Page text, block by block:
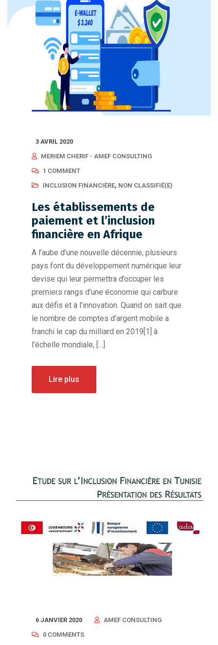
3 AVRIL 2020
MERIEM CHERIF - AMEF CONSULTING
1 COMMENT
INCLUSION FINANCIÈRE, NON CLASSIFIÉ(E)
Les établissements de
paiement et l’inclusion
financière en Afrique
A l’aube d’une nouvelle décennie, plusieurs
pays font du développement numérique leur
devise qui leur permettra d’occuper les
premiers rangs d’une économie qui carbure
aux défis et à l’innovation. Quand on sait que
le nombre de comptes d’argent mobile a
franchi le cap du milliard en 2019[1] à
l’échelle mondiale, […]
Lire plus
6 JANVIER 2020
AMEF CONSULTING
0 COMMENTS